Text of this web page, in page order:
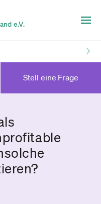
e.V.
Stell eine Frage